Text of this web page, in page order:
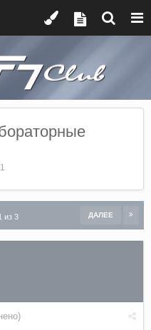
ДАЛЕЕ
из 3